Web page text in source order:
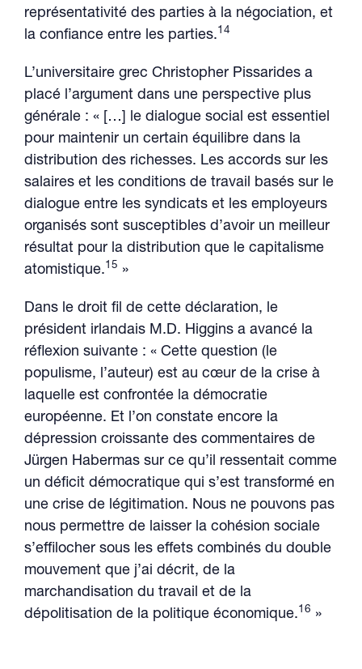
représentativité des parties à la négociation, et
la confiance entre les parties.14
L’universitaire grec Christopher Pissarides a
placé l’argument dans une perspective plus
générale : « […] le dialogue social est essentiel
pour maintenir un certain équilibre dans la
distribution des richesses. Les accords sur les
salaires et les conditions de travail basés sur le
dialogue entre les syndicats et les employeurs
organisés sont susceptibles d’avoir un meilleur
résultat pour la distribution que le capitalisme
atomistique.15 »
Dans le droit fil de cette déclaration, le
président irlandais M.D. Higgins a avancé la
réflexion suivante : « Cette question (le
populisme, l’auteur) est au cœur de la crise à
laquelle est confrontée la démocratie
européenne. Et l’on constate encore la
dépression croissante des commentaires de
Jürgen Habermas sur ce qu’il ressentait comme
un déficit démocratique qui s’est transformé en
une crise de légitimation. Nous ne pouvons pas
nous permettre de laisser la cohésion sociale
s’effilocher sous les effets combinés du double
mouvement que j’ai décrit, de la
marchandisation du travail et de la
dépolitisation de la politique économique.16 »